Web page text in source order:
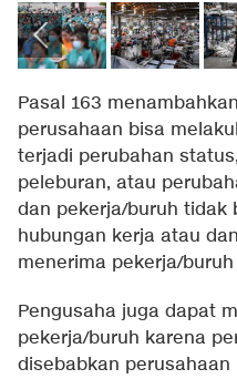
Pasal 163
perusahaan bisa
terjadi perubahan
peleburan, atau
dan pekerja/buruh tidak
hubungan kerja atau
menerima pekerja/
Pengusaha juga dapat
pekerja/buruh karena
disebabkan